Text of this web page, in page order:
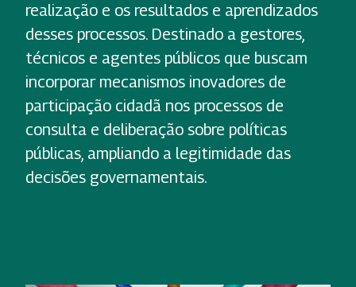
realização e os resultados e aprendizados
desses processos. Destinado a gestores,
técnicos e agentes públicos que buscam
incorporar mecanismos inovadores de
participação cidadã nos processos de
consulta e deliberação sobre políticas
públicas, ampliando a legitimidade das
decisões governamentais.